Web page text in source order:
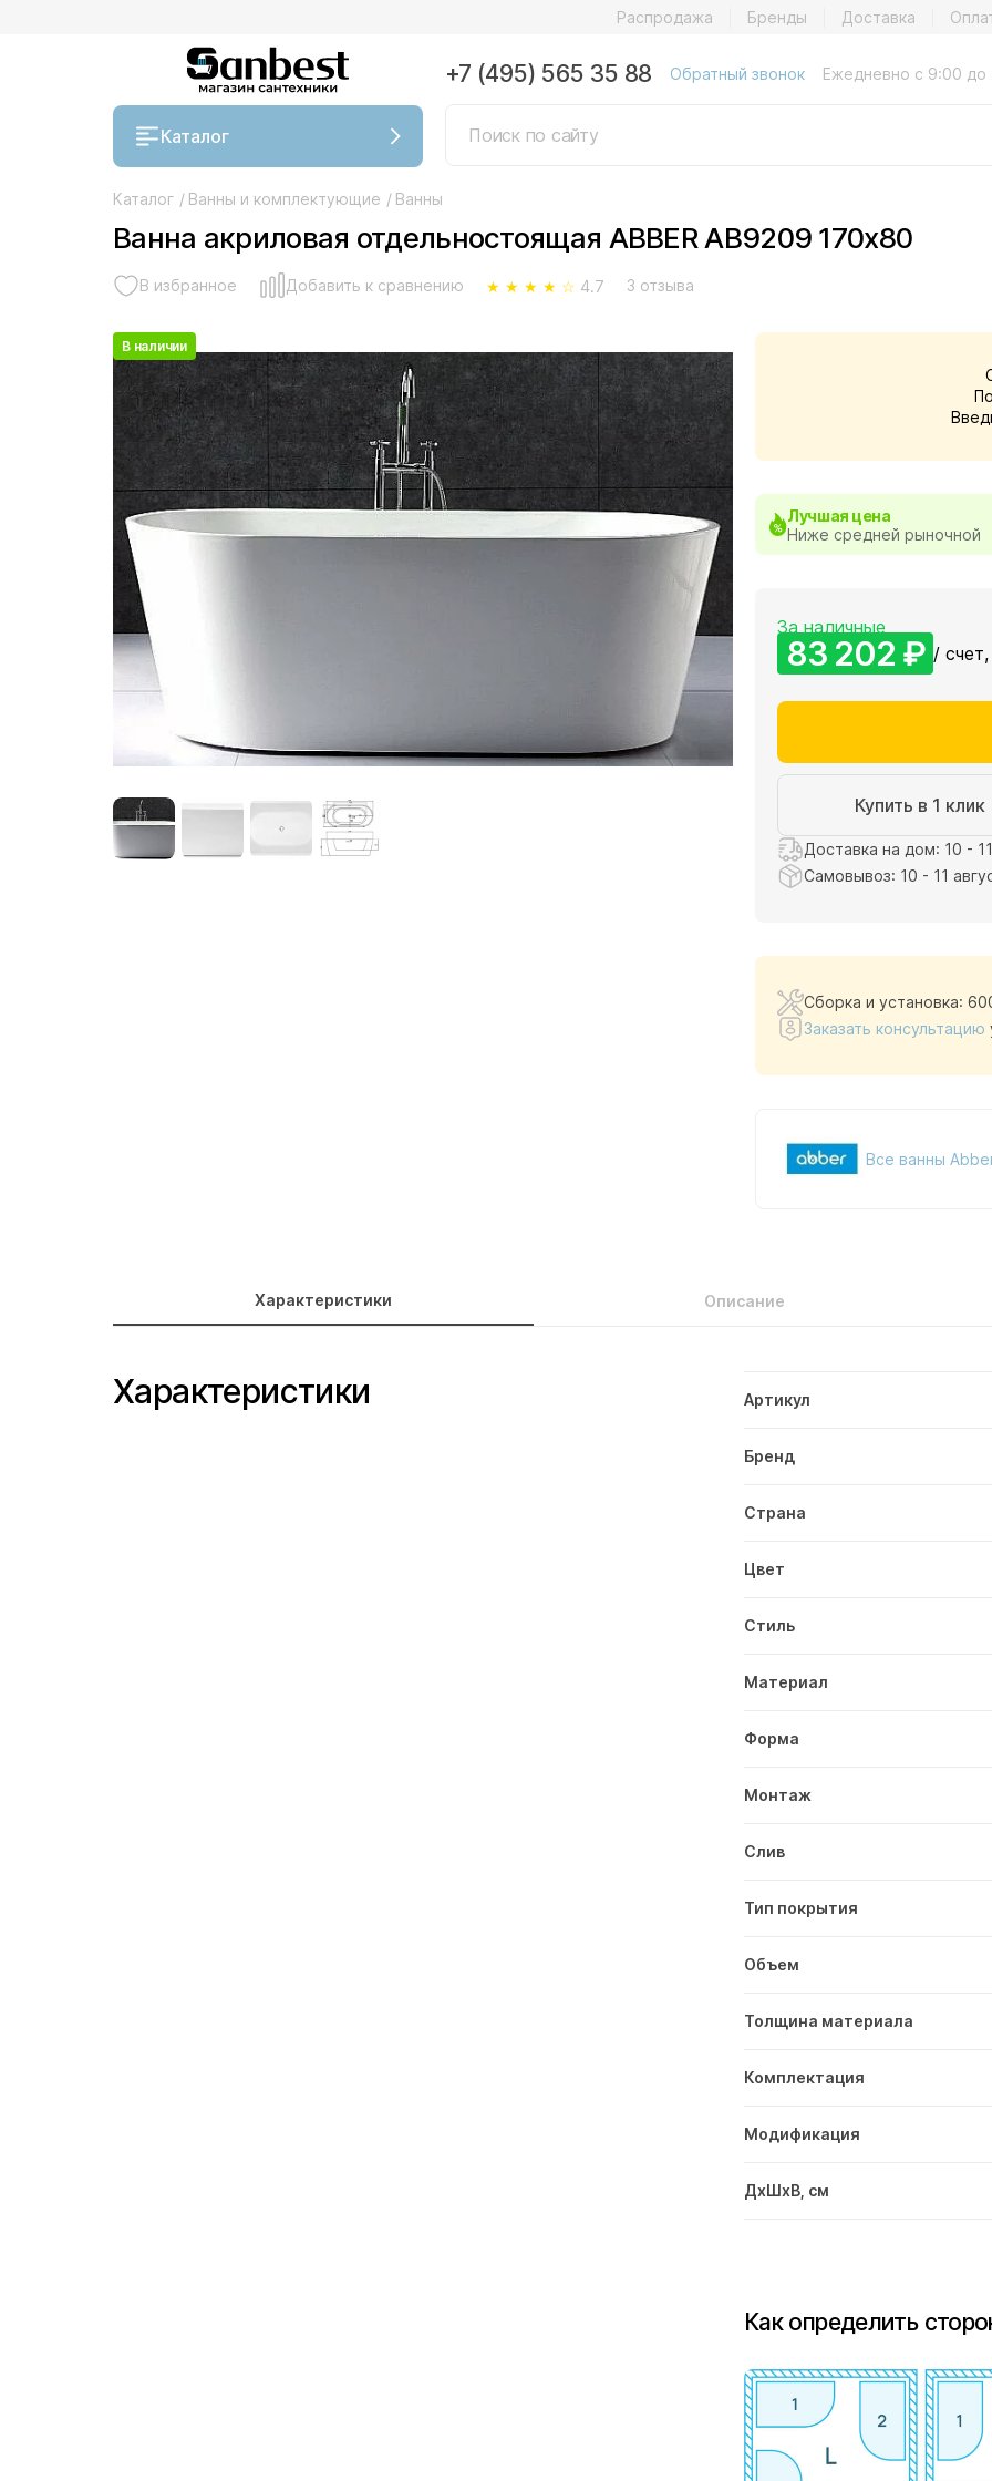
Распродажа Бренды Доставка
Каталог
+7 (495) 565 35 88 Обратный звонок Ежедневно с 9:00 до
Каталог / Ванны и комплектующие / Ванны
Ванна акриловая отдельностоящая ABBER AB9209 170x80
В избранное Добавить к сравнению ★ ★ ★ ★ ☆ 4.7 3 отзыва
В наличии
Лучшая цена
Ниже средней рыночной
За наличные
83 202 ₽ /
Купить в 1 клик
Доставка на дом: 10 -
Самовывоз: 10 - 11
Сборка и установка:
Заказать консультацию
Все ванны
Характеристики Описание
Характеристики Артикул
Бренд
Страна
Цвет
Стиль
Материал
Форма
Монтаж
Слив
Тип покрытия
Объем
Толщина материала
Комплектация
Модификация
ДxШxВ, см
Как определить